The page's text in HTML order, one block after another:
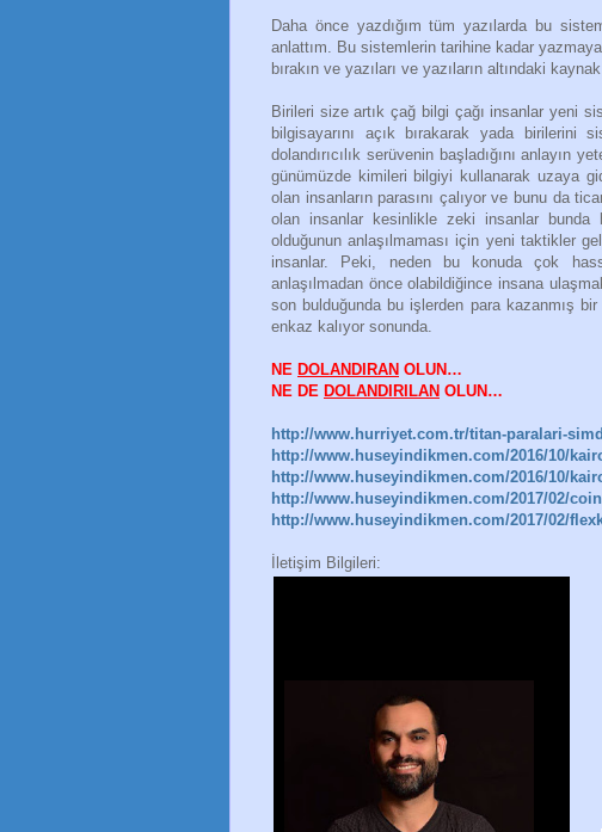
Daha önce yazdığım tüm yazılarda bu
anlattım. Bu sistemlerin tarihine kadar
bırakın ve yazıları ve yazıların altındaki
Birileri size artık çağ bilgi çağı insanlar yeni
bilgisayarını açık bırakarak yada birilerini
dolandırıcılık serüvenin başladığını
günümüzde kimileri bilgiyi kullanarak uzaya
olan insanların parasını çalıyor ve bunu da
olan insanlar kesinlikle zeki insanlar bunda
olduğunun anlaşılmaması için yeni taktikler
insanlar. Peki, neden bu konuda çok
anlaşılmadan önce olabildiğince insana
son bulduğunda bu işlerden para kazanmış
enkaz kalıyor sonunda.
NE DOLANDIRAN OLUN…
NE DE DOLANDIRILAN OLUN…
http://www.hurriyet.com.tr/titan-paralari-
http://www.huseyindikmen.com/2016/10/
http://www.huseyindikmen.com/2016/10/
http://www.huseyindikmen.com/2017/02/
http://www.huseyindikmen.com/2017/02/
İletişim Bilgileri: